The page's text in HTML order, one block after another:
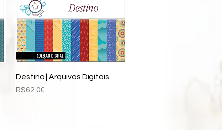
Quick View
Destino | Arquivos Digitais
Price
R$62.00